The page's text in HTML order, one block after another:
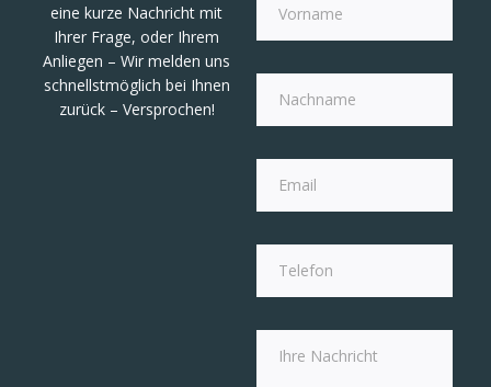
eine kurze Nachricht mit
Ihrer Frage, oder Ihrem
Anliegen – Wir melden uns
schnellstmöglich bei Ihnen
zurück – Versprochen!